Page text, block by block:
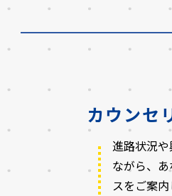
カウンセ
進路状況
ながら、
スをご案内